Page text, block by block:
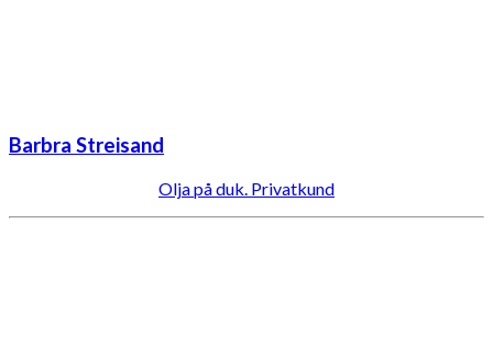
Barbra Streisand
Olja på duk. Privatkund